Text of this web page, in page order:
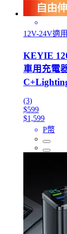
12V-24V適
KEYIE
車用充電
(3)
$599
$1,599
P幣